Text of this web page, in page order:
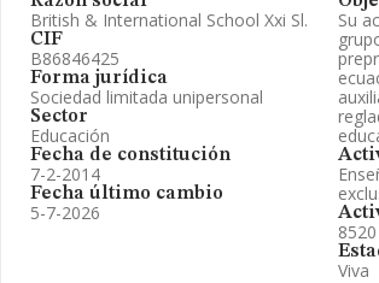
British & International School Xxi Sl.
CIF
B86846425
Forma jurídica
Sociedad limitada unipersonal
Sector
Educación
Fecha de constitución
7-2-2014
Fecha último cambio
5-7-2026
Su
Viva